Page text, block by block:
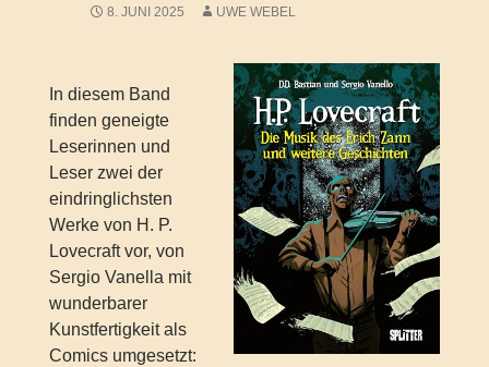
8. JUNI 2025 UWE WEBEL
In diesem Band
finden geneigte
Leserinnen und
Leser zwei der
eindringlichsten
Werke von H. P.
Lovecraft vor, von
Sergio Vanella mit
wunderbarer
Kunstfertigkeit als
Comics umgesetzt: